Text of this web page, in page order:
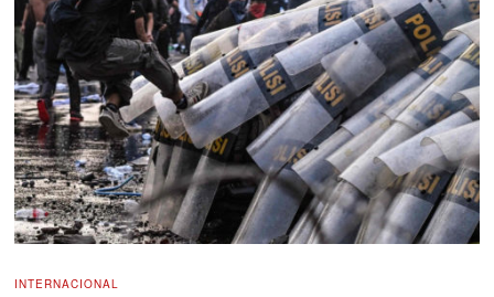
INTERNACIONAL